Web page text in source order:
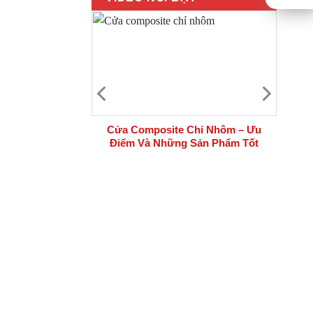
Cửa Composite Chỉ Nhôm – Ưu
Điểm Và Những Sản Phẩm Tốt